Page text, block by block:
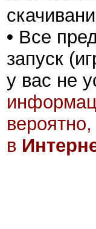
• Все
запуск
у вас не
в